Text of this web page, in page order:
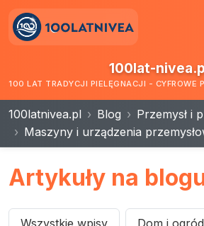
100lat-
100 LAT TRADYCJI PIELĘGNACJI - CYFROWE
100latnivea.pl Blog
Przemysł i
Maszyny i urządzenia
Artykuły na
Wszystkie wpisy Dom i ogród